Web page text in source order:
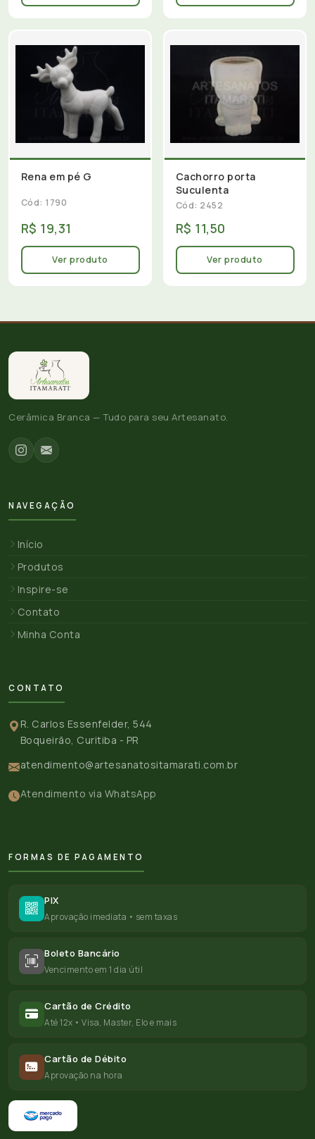
Rena em pé G
Cód: 1790
R$ 19,31
Ver produto
Cachorro porta
Suculenta
Cód: 2452
R$ 11,50
Ver produto
Cerâmica Branca — Tudo para seu Artesanato.
NAVEGAÇÃO
Início
Produtos
Inspire-se
Contato
Minha Conta
CONTATO
R. Carlos Essenfelder, 544
Boqueirão, Curitiba - PR
atendimento@artesanatositamarati.com.br
Atendimento via WhatsApp
FORMAS DE PAGAMENTO
PIX
Aprovação imediata • sem taxas
Boleto Bancário
Vencimento em 1 dia útil
Cartão de Crédito
Até 12x • Visa, Master, Elo e mais
Cartão de Débito
Aprovação na hora